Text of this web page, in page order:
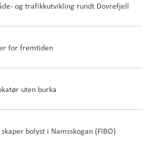
og trafikkutvikling rundt Dovrefjell
for fremtiden
uten burka
bolyst i Namsskogan (FIBO)